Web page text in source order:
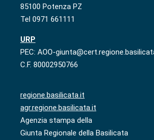
85100 Potenza PZ
Tel 0971 661111
URP
PEC: AOO-
C.F. 80002950766
regione.basilicata.it
agr.regione.basilicata.it
Agenzia stampa della
Giunta Regionale della Basilicata